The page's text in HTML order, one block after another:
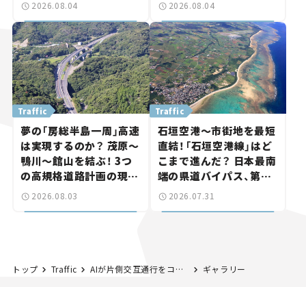
2026.08.04 2026.08.04
夢の「房総半島一周」高速
は実現するのか？ 茂原～
鴨川～館山を結ぶ！ 3つ
の高規格道路計画の現
状。「館山鴨川道路」で検
Traffic
2026.08.03
石垣空港～市街地を最短
直結！「石垣空港線」はど
こまで進んだ？ 日本最南
端の県道バイパス、第2
工区も延伸開通 【いま気
Traffic
2026.07.31
トップ Traffic AIが片側交互通行をコントロール。日本初「長野方式」の最新道路対策を、国道19号・犬戻トンネルの地すべりにみる【第2回】 ギャラリー